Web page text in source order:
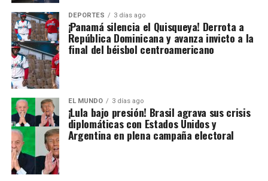
DEPORTES 3 días ago
¡Panamá silencia el Quisqueya! Derrota a
República Dominicana y avanza invicto a la
final del béisbol centroamericano
EL MUNDO 3 días ago
¡Lula bajo presión! Brasil agrava sus crisis
diplomáticas con Estados Unidos y
Argentina en plena campaña electoral